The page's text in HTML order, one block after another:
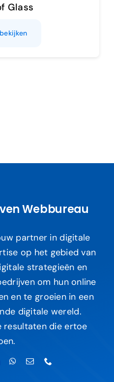
Glass
Webbureau
partner in digitale
op het gebied van
strategieën en
om hun online
en te groeien in een
digitale wereld.
resultaten die ertoe